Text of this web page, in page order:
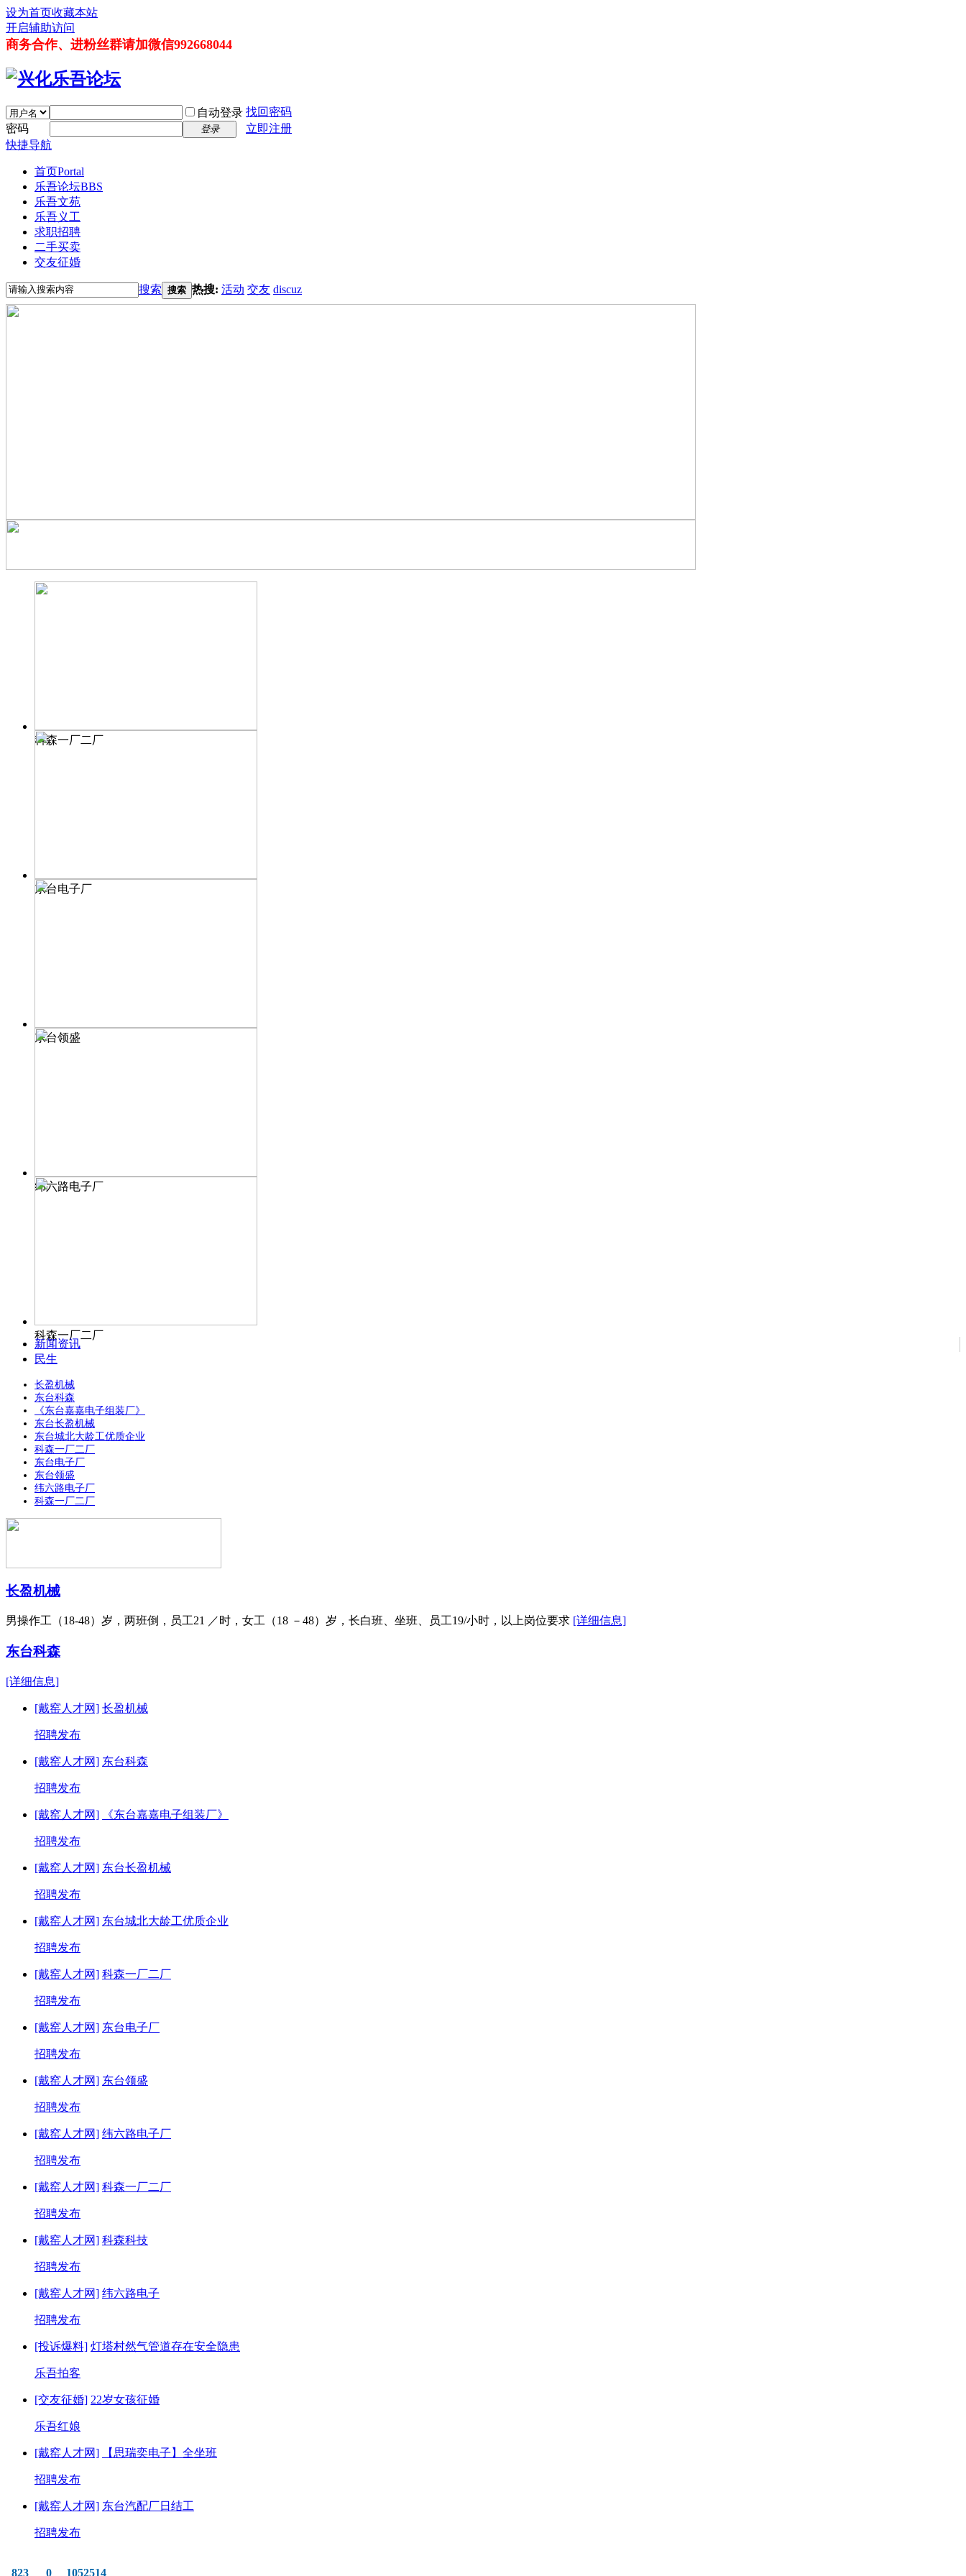
设为首页收藏本站
开启辅助访问
商务合作、进粉丝群请加微信992668044
自动登录 找回密码
密码
登录
立即注册
快捷导航
首页Portal
乐吾论坛BBS
乐吾文苑
乐吾义工
求职招聘
二手买卖
交友征婚
搜索 搜索 热搜: 活动 交友 discuz
科森一厂二厂
东台电子厂
东台领盛
纬六路电子厂
科森一厂二厂
新闻资讯
民生
长盈机械
东台科森
《东台嘉嘉电子组装厂》
东台长盈机械
东台城北大龄工优质企业
科森一厂二厂
东台电子厂
东台领盛
纬六路电子厂
科森一厂二厂
长盈机械
男操作工（18-48）岁，两班倒，员工21 ／时，女工（18 －48）岁，长白班、坐班、员工19/小时，以上岗位要求 [详细信息]
东台科森
[详细信息]
[戴窑人才网] 长盈机械
招聘发布
[戴窑人才网] 东台科森
招聘发布
[戴窑人才网] 《东台嘉嘉电子组装厂》
招聘发布
[戴窑人才网] 东台长盈机械
招聘发布
[戴窑人才网] 东台城北大龄工优质企业
招聘发布
[戴窑人才网] 科森一厂二厂
招聘发布
[戴窑人才网] 东台电子厂
招聘发布
[戴窑人才网] 东台领盛
招聘发布
[戴窑人才网] 纬六路电子厂
招聘发布
[戴窑人才网] 科森一厂二厂
招聘发布
[戴窑人才网] 科森科技
招聘发布
[戴窑人才网] 纬六路电子
招聘发布
[投诉爆料] 灯塔村然气管道存在安全隐患
乐吾拍客
[交友征婚] 22岁女孩征婚
乐吾红娘
[戴窑人才网] 【思瑞奕电子】全坐班
招聘发布
[戴窑人才网] 东台汽配厂日结工
招聘发布
823 0 1052514